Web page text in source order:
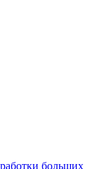
больших